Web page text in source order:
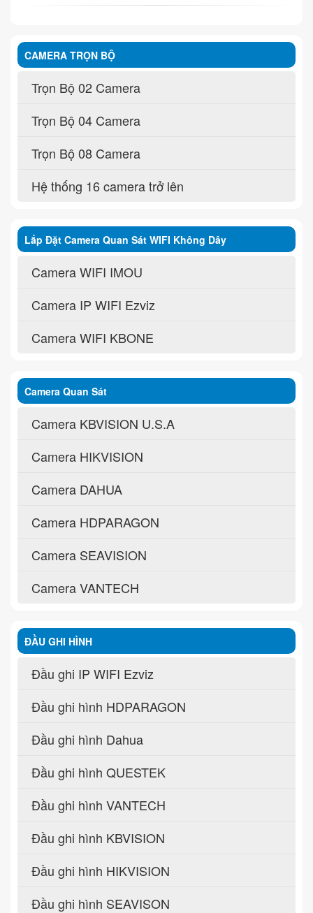
CAMERA TRỌN BỘ
Trọn Bộ 02 Camera
Trọn Bộ 04 Camera
Trọn Bộ 08 Camera
Hệ thống 16 camera trở lên
Lắp Đặt Camera Quan Sát WIFI Không Dây
Camera WIFI IMOU
Camera IP WIFI Ezviz
Camera WIFI KBONE
Camera Quan Sát
Camera KBVISION U.S.A
Camera HIKVISION
Camera DAHUA
Camera HDPARAGON
Camera SEAVISION
Camera VANTECH
ĐẦU GHI HÌNH
Đầu ghi IP WIFI Ezviz
Đầu ghi hình HDPARAGON
Đầu ghi hình Dahua
Đầu ghi hình QUESTEK
Đầu ghi hình VANTECH
Đầu ghi hình KBVISION
Đầu ghi hình HIKVISION
Đầu ghi hình SEAVISON